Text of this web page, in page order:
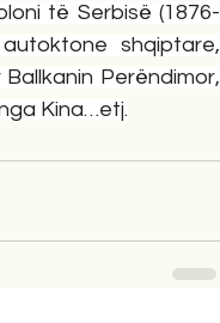
të Serbisë (1876-
shqiptare,
Perëndimor,
Kina…etj.